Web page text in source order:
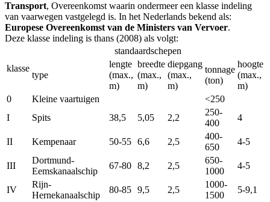
Transport, Overeenkomst waarin ondermeer een klasse indeling
van vaarwegen vastgelegd is. In het Nederlands bekend als:
Europese Overeenkomst van de Ministers van Vervoer.
Deze klasse indeling is thans (2008) als volgt:
klasse
standaardschepen
type
lengte
(max.,
m)
breedte
(max.,
m)
diepgang
(max.,
m)
tonnage
(ton)
hoogte
(max.,
m)
0
Kleine vaartuigen
<250
I
Spits 38,5 5,05 2,2
250-
400
4
II Kempenaar 50-55 6,6 2,5
400-
650
4-5
III
Dortmund-
Eemskanaalschip
67-80 8,2 2,5
650-
1000
4-5
IV
Rijn-
Hernekanaalschip
80-85 9,5 2,5
1000-
1500
5-9,1